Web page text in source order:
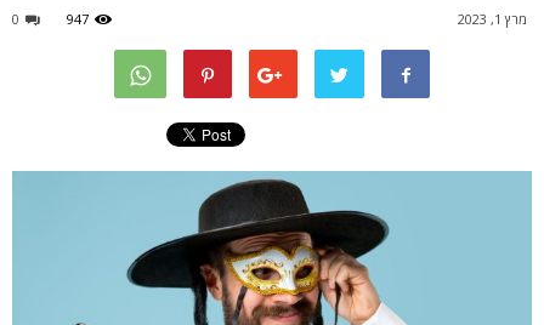
מרץ 1, 2023 0 947